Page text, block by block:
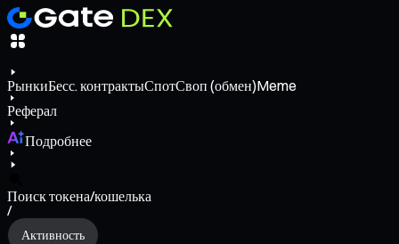
РынкиБесс. контрактыСпотСвоп (обмен)Meme
Реферал
Подробнее
Поиск токена/кошелька
/
Активность